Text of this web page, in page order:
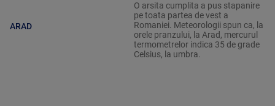
ARAD
O arsita cumplita a pus stapanire
pe toata partea de vest a
Romaniei. Meteorologii spun ca, la
orele pranzului, la Arad, mercurul
termometrelor indica 35 de grade
Celsius, la umbra.